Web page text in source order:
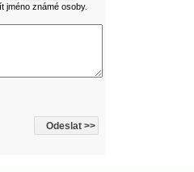
jméno známé osoby.